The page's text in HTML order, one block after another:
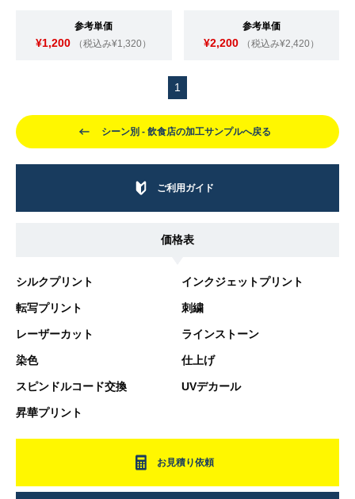
ご利用ガイド
価格表
シルクプリント インクジェットプリント
転写プリント 刺繍
レーザーカット ラインストーン
染色 仕上げ
スピンドルコード交換 UVデカール
昇華プリント
お見積り依頼
参考単価
¥1,200 （税込み¥1,320）
参考単価
¥2,200 （税込み¥2,420）
1
シーン別 - 飲食店の加工サンプルへ戻る